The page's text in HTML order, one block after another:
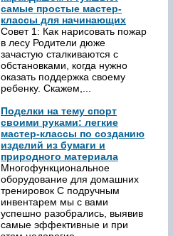
самые простые мастер-
классы для начинающих
Совет 1: Как нарисовать пожар
в лесу Родители дюже
зачастую сталкиваются с
обстановками, когда нужно
оказать поддержка своему
ребенку. Скажем,...
Поделки на тему спорт
своими руками: легкие
мастер-классы по созданию
изделий из бумаги и
природного материала
Многофункциональное
оборудование для домашних
тренировок С подручным
инвентарем мы с вами
успешно разобрались, выявив
самые эффективные и при